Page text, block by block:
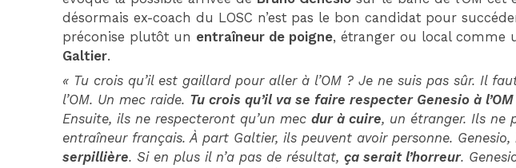
désormais ex-coach du LOSC n’est pas le bon candidat pour
préconise plutôt un entraîneur de poigne, étranger ou local comme
Galtier.
« Tu crois qu’il est gaillard pour aller à l’OM ? Je ne suis pas sûr. Il
l’OM. Un mec raide. Tu crois qu’il va se faire respecter Genesio à
Ensuite, ils ne respecteront qu’un mecdur à cuire, un étranger. Ils ne
entraîneur français. À part Galtier, ils peuvent avoir personne.
serpillière. Si en plus il n’a pas de résultat,ça serait l’horreur.